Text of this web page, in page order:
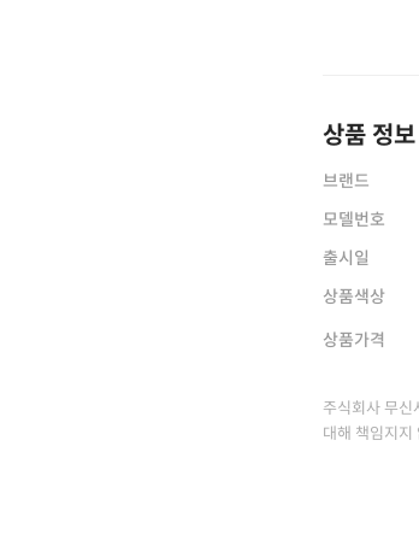
상품 정보
브랜드
모델번호
출시일
상품색상
상품가격
주식회사 무신
대해 책임지지